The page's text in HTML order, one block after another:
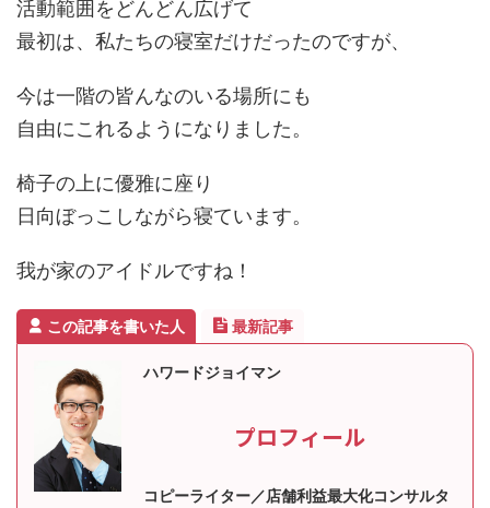
活動範囲をどんどん広げて
最初は、私たちの寝室だけだったのですが、
今は一階の皆んなのいる場所にも
自由にこれるようになりました。
椅子の上に優雅に座り
日向ぼっこしながら寝ています。
我が家のアイドルですね！
この記事を書いた人 最新記事
ハワードジョイマン
プロフィール
コピーライター／店舗利益最大化コンサルタ